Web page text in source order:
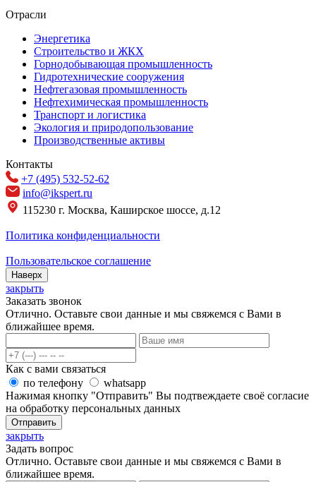
Отрасли
Энергетика
Строительство и ЖКХ
Горнодобывающая промышленность
Гидротехнические сооружения
Нефтегазовая промышленность
Нефтехимическая промышленность
Транспорт и логистика
Экология и природопользование
Производственные активы
Контакты
+7 (495) 532-52-62
info@ikspert.ru
115230 г. Москва, Каширское шоссе, д.12
Политика конфиденциальности
Пользовательское соглашение
Наверх
закрыть
Заказать звонок
Отлично. Оставьте свои данные и мы свяжемся с Вами в
ближайшее время.
Как с вами связаться
по телефону
whatsapp
Нажимая кнопку "Отправить" Вы подтвеждаете своё согласие
на обработку персональных данных
Отправить
закрыть
Задать вопрос
Отлично. Оставьте свои данные и мы свяжемся с Вами в
ближайшее время.